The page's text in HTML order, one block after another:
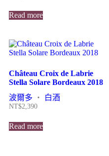
Read more
Château Croix de Labrie
Stella Solare Bordeaux 2018
波爾多 ・ 白酒
NT$2,390
Read more